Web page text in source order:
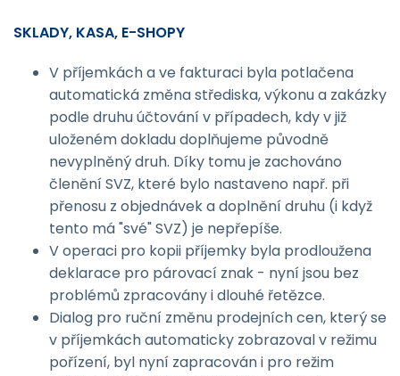
SKLADY, KASA, E-SHOPY
V příjemkách a ve fakturaci byla potlačena
automatická změna střediska, výkonu a zakázky
podle druhu účtování v případech, kdy v již
uloženém dokladu doplňujeme původně
nevyplněný druh. Díky tomu je zachováno
členění SVZ, které bylo nastaveno např. při
přenosu z objednávek a doplnění druhu (i když
tento má "své" SVZ) je nepřepíše.
V operaci pro kopii příjemky byla prodloužena
deklarace pro párovací znak - nyní jsou bez
problémů zpracovány i dlouhé řetězce.
Dialog pro ruční změnu prodejních cen, který se
v příjemkách automaticky zobrazoval v režimu
pořízení, byl nyní zapracován i pro režim